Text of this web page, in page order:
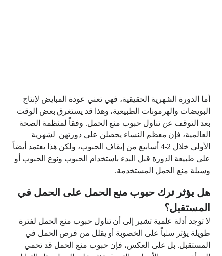
أما الدورة الشهرية الحقيقية، فهي تعني عودة المبايض لإنتاج
البويضات والهرمونات الطبيعية، وهذا قد يستغرق بعض الوقت
بعد التوقف عن تناول حبوب منع الحمل. وفقاً لمنظمة الصحة
العالمية، فإن معظم النساء يحصلن على دورتهن الشهرية
الأولى خلال 2-4 أسابيع من إيقاف الحبوب، ولكن هذا يعتمد أيضاً
على طبيعة الدورة قبل البدء باستخدام الحبوب ونوع الحبوب أو
وسيلة منع الحمل المستخدمة.
هل يؤثر ترك حبوب منع الحمل على الحمل في
المستقبل؟
لا توجد أدلة علمية تشير إلى أن تناول حبوب منع الحمل لفترة
طويلة يؤثر سلباً على الخصوبة أو يقلل من فرص الحمل في
المستقبل. بل على العكس، فإن حبوب منع الحمل قد تحمي